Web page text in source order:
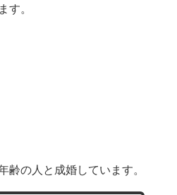
す。
の人と成婚しています。